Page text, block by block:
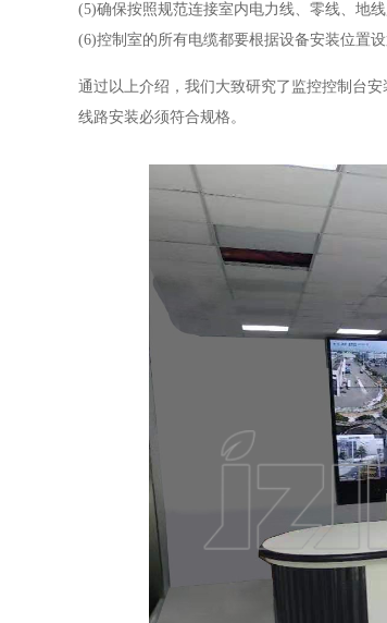
(5)确保按照规范连接室内电力线、零线、地线
(6)控制室的所有电缆都要根据设备安装位置
通过以上介绍，我们大致研究了监控控制台
线路安装必须符合规格。